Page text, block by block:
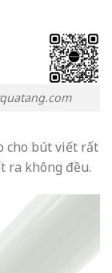
cho bút viết rất
ra không đều.